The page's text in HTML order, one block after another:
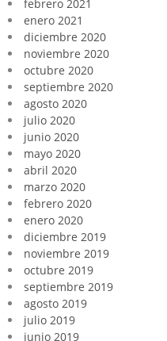
febrero 2021
enero 2021
diciembre 2020
noviembre 2020
octubre 2020
septiembre 2020
agosto 2020
julio 2020
junio 2020
mayo 2020
abril 2020
marzo 2020
febrero 2020
enero 2020
diciembre 2019
noviembre 2019
octubre 2019
septiembre 2019
agosto 2019
julio 2019
junio 2019